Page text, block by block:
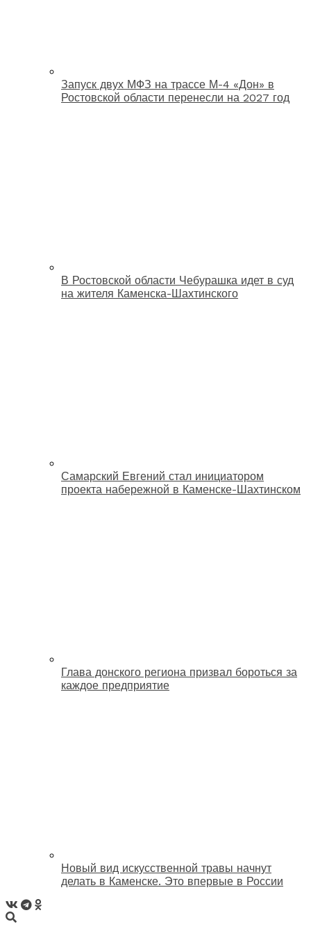
Запуск двух МФЗ на трассе М-4 «Дон» в
Ростовской области перенесли на 2027 год
В Ростовской области Чебурашка идет в суд
на жителя Каменска-Шахтинского
Самарский Евгений стал инициатором
проекта набережной в Каменске-Шахтинском
Глава донского региона призвал бороться за
каждое предприятие
Новый вид искусственной травы начнут
делать в Каменске. Это впервые в России